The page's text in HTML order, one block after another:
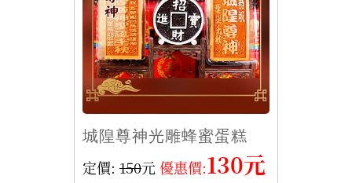
城隍尊神光雕蜂蜜蛋糕
定價: 150元 優惠價:130元